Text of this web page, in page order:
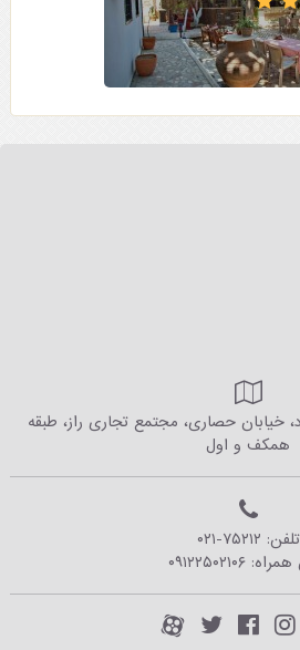
خیابان حصاری، مجتمع تجاری راز، طبقه
همکف و اول
تلفن: ۰۲۱-۷۵۲۱۲
همراه: ۰۹۱۲۲۵۰۲۱۰۶